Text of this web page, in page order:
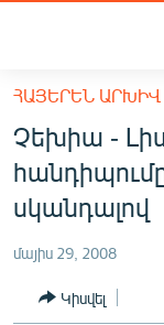
հիմնական
բովանդակությանը
Անցնել
հիմնական
մենյուին
ՀԱՅԱՍՏԱՆ
ՔԱՂԱՔԱԿԱՆ
ՀԱՅԵՐԵՆ ԱՐԽԻՎ
Չեխիա -
սկանդալով
մայիս 29, 2008
Կիսվել